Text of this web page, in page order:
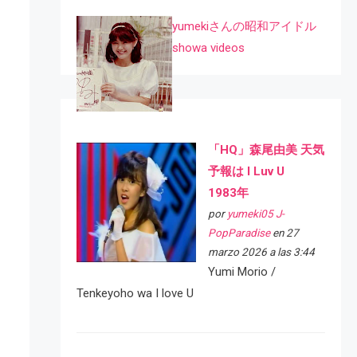
yumekiさんの昭和アイドル
showa videos
「HQ」森尾由美 天気
予報は I Luv U
1983年
por yumeki05 J-
PopParadiseen 27
marzo 2026 a las 3:44
Yumi Morio /
Tenkeyoho wa I love U